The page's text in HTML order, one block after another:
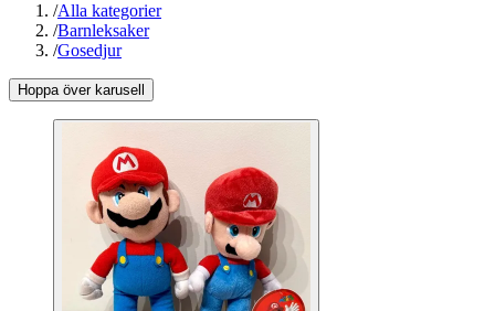
/Alla kategorier
/Barnleksaker
/Gosedjur
Hoppa över karusell